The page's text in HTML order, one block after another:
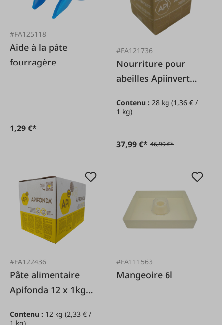
#FA125118
Aide à la pâte
fourragère
1,29 €*
#FA121736
Nourriture pour
abeilles Apiinvert
Contenu :28 kg(1,36 € /
1 kg)
37,99 €* 46,99 €*
#FA122436
Pâte alimentaire
Apifonda 12 x 1kg
Contenu : 12 kg (2,33 € /
1 kg)
#FA111563
Mangeoire 6l